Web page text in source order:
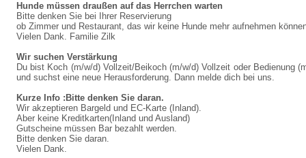
Hunde müssen draußen auf das Herrchen warten
Bitte denken Sie bei Ihrer Reservierung
ob Zimmer und Restaurant, das wir keine Hunde mehr aufnehmen
Vielen Dank. Familie Zilk
Wir suchen Verstärkung
Du bist Koch (m/w/d) Vollzeit/Beikoch (m/w/d) Vollzeit oder Bedienung
und suchst eine neue Herausforderung. Dann melde dich bei uns.
Kurze Info :Bitte denken Sie daran.
Wir akzeptieren Bargeld und EC-Karte (Inland).
Aber keine Kreditkarten(Inland und Ausland)
Gutscheine müssen Bar bezahlt werden.
Bitte denken Sie daran.
Vielen Dank.